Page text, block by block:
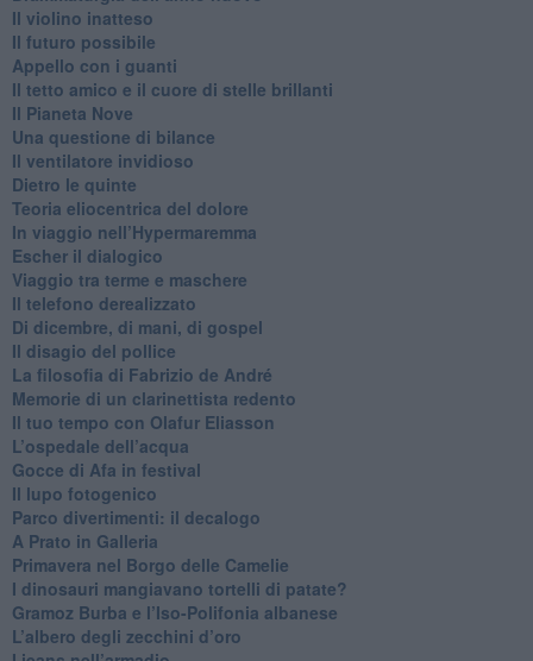
​Il violino inatteso
​Il futuro possibile
​Appello con i guanti
​Il tetto amico e il cuore di stelle brillanti
​Il Pianeta Nove
​Una questione di bilance
​Il ventilatore invidioso
​Dietro le quinte
​Teoria eliocentrica del dolore
In viaggio nell’Hypermaremma
​Escher il dialogico
​Viaggio tra terme e maschere
Il telefono derealizzato
​Di dicembre, di mani, di gospel
​Il disagio del pollice
​La filosofia di Fabrizio de André
Memorie di un clarinettista redento
​Il tuo tempo con Olafur Eliasson
​L’ospedale dell’acqua
​Gocce di Afa in festival
​Il lupo fotogenico
​Parco divertimenti: il decalogo
​A Prato in Galleria
​Primavera nel Borgo delle Camelie
I dinosauri mangiavano tortelli di patate?
​Gramoz Burba e l’Iso-Polifonia albanese
L’albero degli zecchini d’oro